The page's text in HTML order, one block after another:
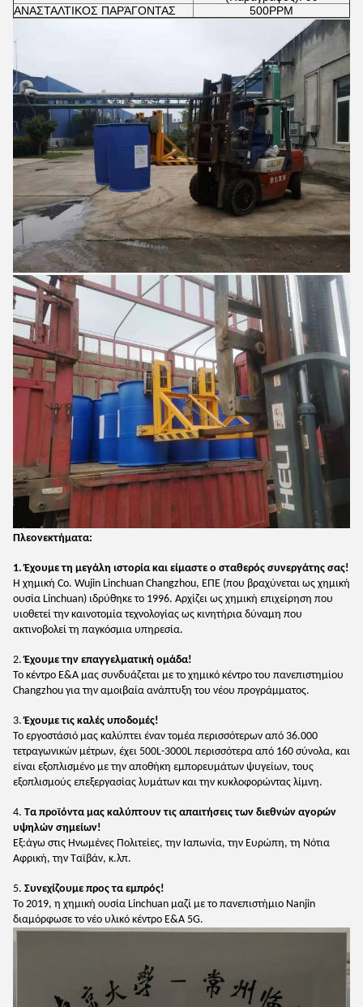
ΑΝΑΣΤΑΛΤΙΚΟΣ ΠΑΡΆΓΟΝΤΑΣ
500PPM
Πλεονεκτήματα:
1. Έχουμε τη μεγάλη ιστορία και είμαστε ο σταθερός συνεργάτης σας!
Η χημική Co. Wujin Linchuan Changzhou, ΕΠΕ (που βραχύνεται ως χημική
ουσία Linchuan) ιδρύθηκε το 1996. Αρχίζει ως χημική επιχείρηση που
υιοθετεί την καινοτομία τεχνολογίας ως κινητήρια δύναμη που
ακτινοβολεί τη παγκόσμια υπηρεσία.
2.Έχουμε την επαγγελματική ομάδα!
Το κέντρο Ε&Α μας συνδυάζεται με το χημικό κέντρο του πανεπιστημίου
Changzhou για την αμοιβαία ανάπτυξη του νέου προγράμματος.
3.Έχουμε τις καλές υποδομές!
Το εργοστάσιό μας καλύπτει έναν τομέα περισσότερων από 36.000
τετραγωνικών μέτρων, έχει 500L-3000L περισσότερα από 160 σύνολα, και
είναι εξοπλισμένο με την αποθήκη εμπορευμάτων ψυγείων, τους
εξοπλισμούς επεξεργασίας λυμάτων και την κυκλοφορώντας λίμνη.
4. Τα προϊόντα μας καλύπτουν τις απαιτήσεις των διεθνών αγορών
υψηλών σημείων!
Εξ:άγω στις Ηνωμένες Πολιτείες, την Ιαπωνία, την Ευρώπη, τη Νότια
Αφρική, την Ταϊβάν, κ.λπ.
5. Συνεχίζουμε προς τα εμπρός!
Το 2019, η χημική ουσία Linchuan μαζί με το πανεπιστήμιο Nanjin
διαμόρφωσε το νέο υλικό κέντρο Ε&Α 5G.